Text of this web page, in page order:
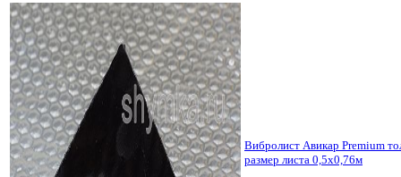
Вибролист Авикар Premium
размер листа 0,5х0,76м